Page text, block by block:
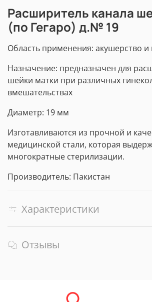
Расширитель канала
(по Гегаро) д.№ 19
Область применения: акушерство и
Назначение: предназначен для
шейки матки при различных
вмешательствах
Диаметр: 19 мм
Изготавливаются из прочной и
медицинской стали, которая
многократные стерилизации.
Производитель: Пакистан
Характеристики
Отзывы